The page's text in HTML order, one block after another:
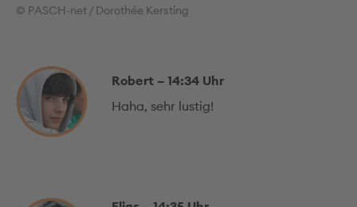
© PASCH-net / Dorothée Kersting
Robert – 14:34 Uhr
Haha, sehr lustig!